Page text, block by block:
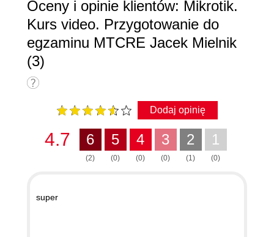
Oceny i opinie klientów: Mikrotik.
Kurs video. Przygotowanie do
egzaminu MTCRE Jacek Mielnik
(3)
Dodaj opinię
4.7 6
(2)
5
(0)
4
(0)
3
(0)
2
(1)
1
(0)
super